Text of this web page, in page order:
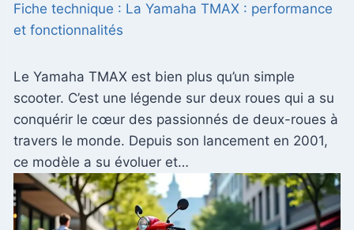
Fiche technique : La Yamaha TMAX : performance
et fonctionnalités
Le Yamaha TMAX est bien plus qu’un simple
scooter. C’est une légende sur deux roues qui a su
conquérir le cœur des passionnés de deux-roues à
travers le monde. Depuis son lancement en 2001,
ce modèle a su évoluer et…